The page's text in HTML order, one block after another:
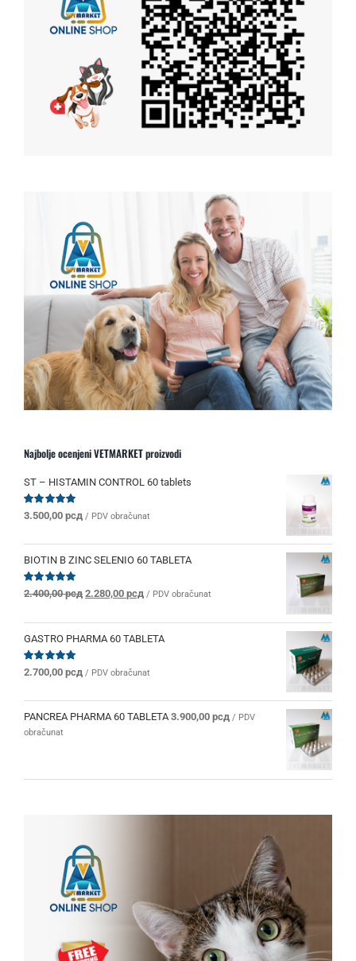
Najbolje ocenjeni VETMARKET proizvodi
ST – HISTAMIN CONTROL 60 tablets
Ocenjeno
od 5
3.500,00 рсд / PDV obračunat
BIOTIN B ZINC SELENIO 60 TABLETA
Ocenjeno
od 5
2.400,00рсд Originalna
je
bila:
2.280,00 рсдTrenutna
je:
2.280,00 рсд.
/ PDV obračunat
GASTRO PHARMA 60 TABLETA
Ocenjeno
od 5
2.700,00 рсд / PDV obračunat
PANCREA PHARMA 60 TABLETA 3.900,00 рсд / PDV
obračunat